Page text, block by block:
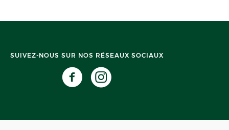
SUIVEZ-NOUS SUR NOS RÉSEAUX SOCIAUX